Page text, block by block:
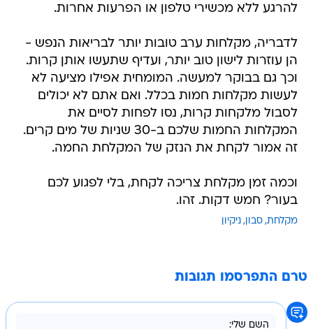
להרגע ללא מכשירי טלפון או הפרעות אחרות.
לדבריה, מקלחות ערב טובות יותר לבריאות הנפש -
הן עוזרות לישון טוב יותר, ועדיף שתעשו אותן קרות.
וכך גם בבוקר למעשה. המומחית אפילו מציעה לא
לעשות מקלחות חמות בכלל. ואם אתם לא יכולים
לסבול מלקחות קרות, נסו לפחות לסיים את
המקלחות החמות שלכם ב-30 שניות של מים קרים.
זה אמור לקחת את הנזק של המקלחת החמה.
וכמה זמן מקלחת צריכה לקחת, בלי לפגוע לכם
בעור? חמש דקות. זהו.
מקלחת סבון ניקיון
טרם התפרסמו תגובות